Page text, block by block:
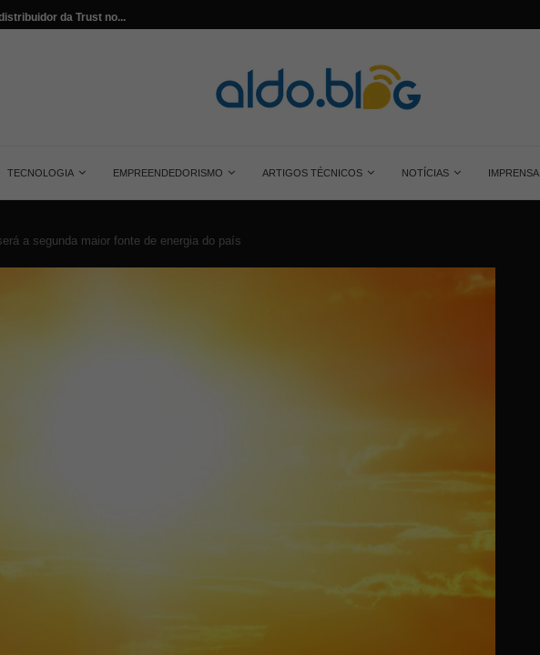
da Trust no...
TECNOLOGIA EMPREENDEDORISMO ARTIGOS TÉCNICOS NOTÍCIAS IMPRENSA
a segunda maior fonte de energia do país